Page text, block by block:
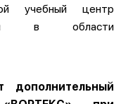
учебный центр
в области